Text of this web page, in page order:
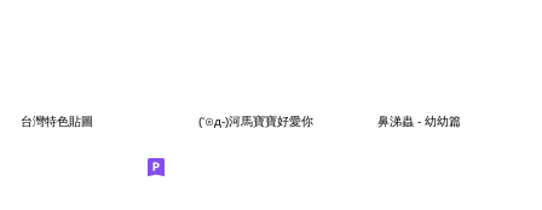
台灣特色貼圖 (‘⊙д-)河馬寶寶好愛你 鼻涕蟲 - 幼幼篇